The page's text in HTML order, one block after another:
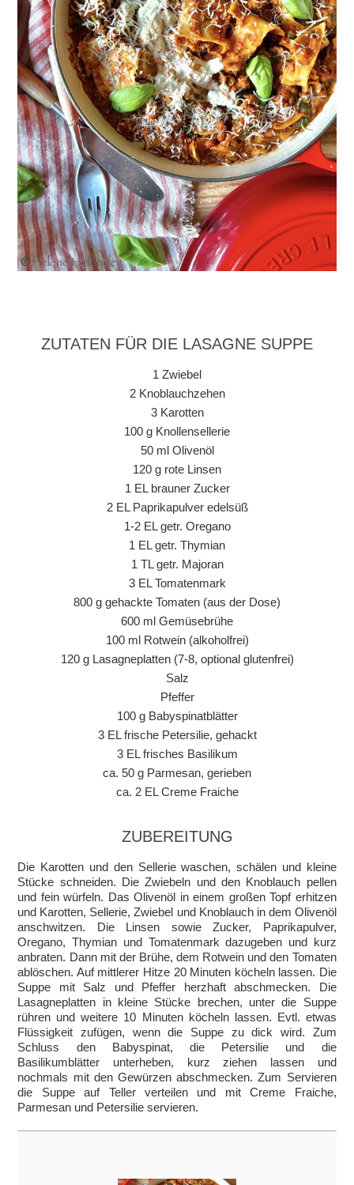
ZUTATEN FÜR DIE LASAGNE SUPPE
1 Zwiebel
2 Knoblauchzehen
3 Karotten
100 g Knollensellerie
50 ml Olivenöl
120 g rote Linsen
1 EL brauner Zucker
2 EL Paprikapulver edelsüß
1-2 EL getr. Oregano
1 EL getr. Thymian
1 TL getr. Majoran
3 EL Tomatenmark
800 g gehackte Tomaten (aus der Dose)
600 ml Gemüsebrühe
100 ml Rotwein (alkoholfrei)
120 g Lasagneplatten (7-8, optional glutenfrei)
Salz
Pfeffer
100 g Babyspinatblätter
3 EL frische Petersilie, gehackt
3 EL frisches Basilikum
ca. 50 g Parmesan, gerieben
ca. 2 EL Creme Fraiche
ZUBEREITUNG
Die Karotten und den Sellerie waschen, schälen und kleine
Stücke schneiden. Die Zwiebeln und den Knoblauch pellen
und fein würfeln. Das Olivenöl in einem großen Topf erhitzen
und Karotten, Sellerie, Zwiebel und Knoblauch in dem Olivenöl
anschwitzen. Die Linsen sowie Zucker, Paprikapulver,
Oregano, Thymian und Tomatenmark dazugeben und kurz
anbraten. Dann mit der Brühe, dem Rotwein und den Tomaten
ablöschen. Auf mittlerer Hitze 20 Minuten köcheln lassen. Die
Suppe mit Salz und Pfeffer herzhaft abschmecken. Die
Lasagneplatten in kleine Stücke brechen, unter die Suppe
rühren und weitere 10 Minuten köcheln lassen. Evtl. etwas
Flüssigkeit zufügen, wenn die Suppe zu dick wird. Zum
Schluss den Babyspinat, die Petersilie und die
Basilikumblätter unterheben, kurz ziehen lassen und
nochmals mit den Gewürzen abschmecken. Zum Servieren
die Suppe auf Teller verteilen und mit Creme Fraiche,
Parmesan und Petersilie servieren.